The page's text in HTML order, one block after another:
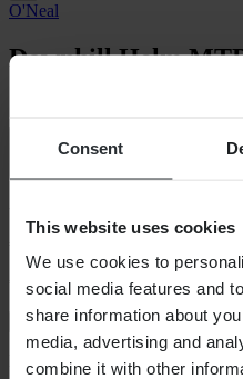
Consent
This website uses cookies
We use cookies to
social media features and
share information about
media, advertising and
combine it with other
O'Neal
Downhill Helm
€ 129,99 Je bespaart € 37,00
Laagsteprijsgarantie
Beperkte voorraad - nog maar 16